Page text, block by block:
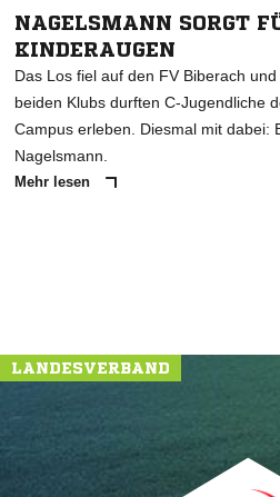
NAGELSMANN SORGT
KINDERAUGEN
Das Los fiel auf den FV Biberach
beiden Klubs durften C-Jugendliche
Campus erleben. Diesmal mit dabei:
Nagelsmann.
Mehr lesen
LANDESVERBAND